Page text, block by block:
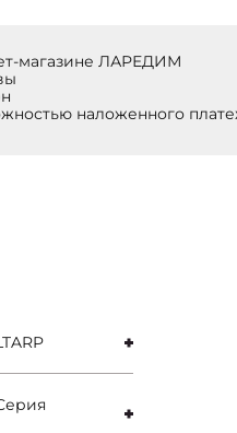
магазине ЛАРЕДИМ
наложенного